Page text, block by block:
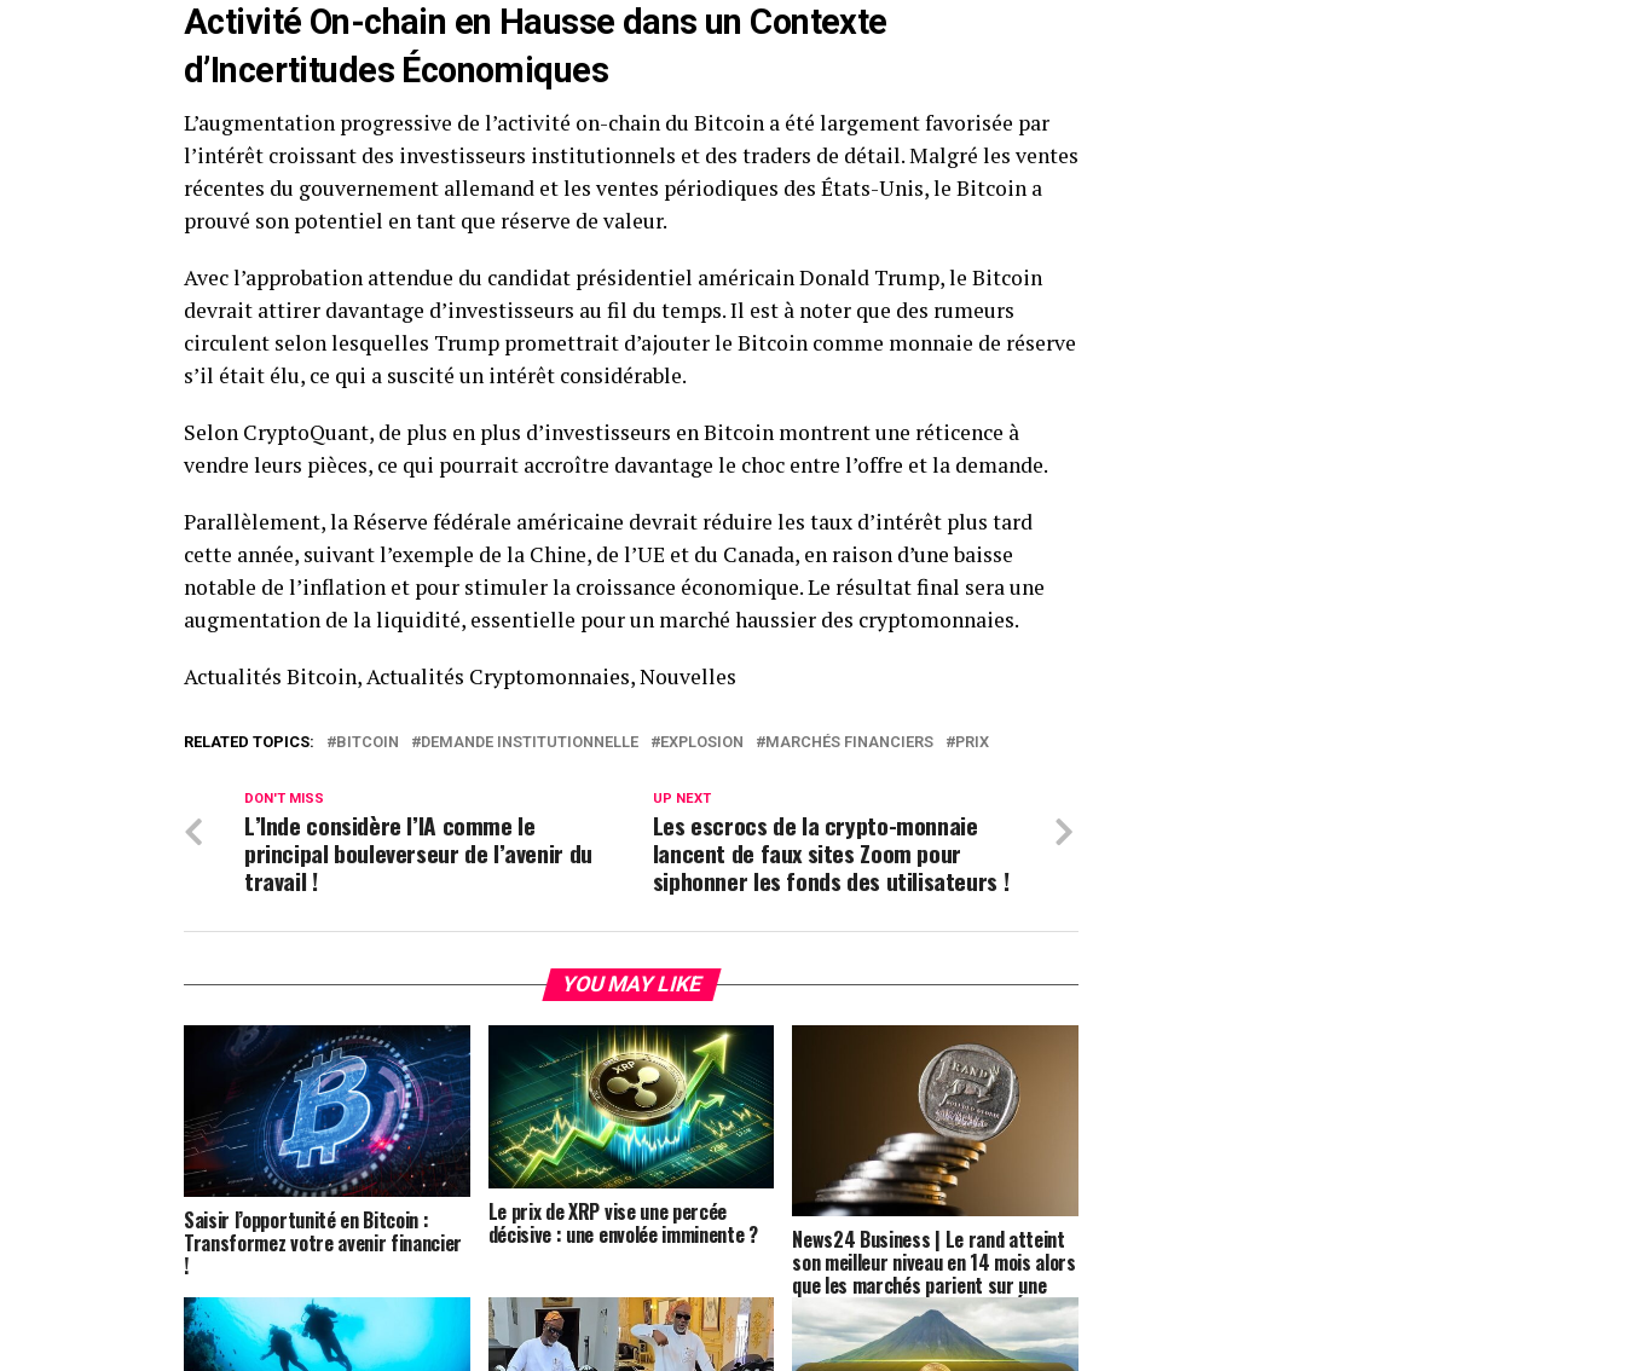
Activité On-chain en Hausse dans un Contexte
d’Incertitudes Économiques
L’augmentation progressive de l’activité on-chain du Bitcoin a été largement favorisée par
l’intérêt croissant des investisseurs institutionnels et des traders de détail. Malgré les ventes
récentes du gouvernement allemand et les ventes périodiques des États-Unis, le Bitcoin a
prouvé son potentiel en tant que réserve de valeur.
Avec l’approbation attendue du candidat présidentiel américain Donald Trump, le Bitcoin
devrait attirer davantage d’investisseurs au fil du temps. Il est à noter que des rumeurs
circulent selon lesquelles Trump promettrait d’ajouter le Bitcoin comme monnaie de réserve
s’il était élu, ce qui a suscité un intérêt considérable.
Selon CryptoQuant, de plus en plus d’investisseurs en Bitcoin montrent une réticence à
vendre leurs pièces, ce qui pourrait accroître davantage le choc entre l’offre et la demande.
Parallèlement, la Réserve fédérale américaine devrait réduire les taux d’intérêt plus tard
cette année, suivant l’exemple de la Chine, de l’UE et du Canada, en raison d’une baisse
notable de l’inflation et pour stimuler la croissance économique. Le résultat final sera une
augmentation de la liquidité, essentielle pour un marché haussier des cryptomonnaies.
Actualités Bitcoin, Actualités Cryptomonnaies, Nouvelles
RELATED TOPICS: BITCOIN DEMANDE INSTITUTIONNELLE EXPLOSION MARCHÉS FINANCIERS PRIX
UP NEXT
Les escrocs de la crypto-monnaie
lancent de faux sites Zoom pour
siphonner les fonds des utilisateurs !
DON'T MISS
L’Inde considère l’IA comme le
principal bouleverseur de l’avenir du
travail !
YOU MAY LIKE
Saisir l’opportunité en Bitcoin :
Transformez votre avenir financier
!
Le prix de XRP vise une percée
décisive : une envolée imminente ? News24 Business | Le rand atteint
son meilleur niveau en 14 mois alors
que les marchés parient sur une
énorme baisse des taux aux États-
Unis